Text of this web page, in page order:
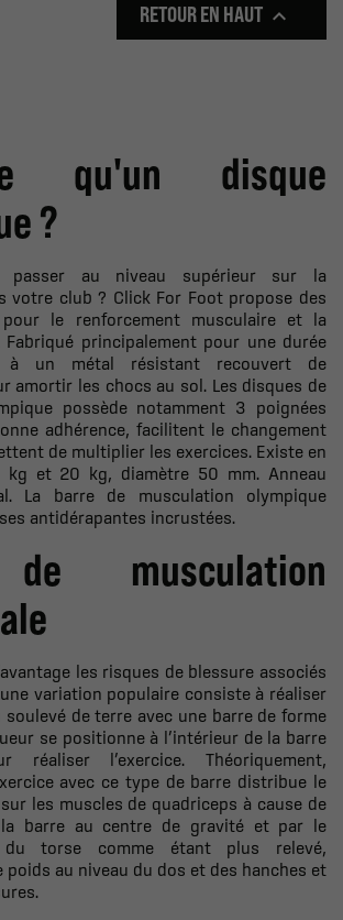
RETOUR EN HAUT 
qu'un disque
?
passer au niveau supérieur sur la
votre club ? Click For Foot propose des
le renforcement musculaire et la
Fabriqué principalement pour une durée
à un métal résistant recouvert de
amortir les chocs au sol. Les disques de
possède notamment 3 poignées
adhérence, facilitent le changement
de multiplier les exercices. Existe en
et 20 kg, diamètre 50 mm. Anneau
La barre de musculation olympique
antidérapantes incrustées.
musculation
les risques de blessure associés
variation populaire consiste à réaliser
soulevé de terre avec une barre de forme
se positionne à l’intérieur de la barre
réaliser l’exercice. Théoriquement,
avec ce type de barre distribue le
les muscles de quadriceps à cause de
barre au centre de gravité et par le
du torse comme étant plus relevé,
poids au niveau du dos et des hanches et
.